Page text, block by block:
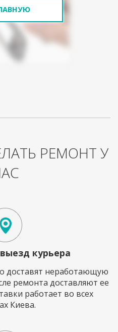
РЕМОНТ У
курьера
доставят неработающую
ремонта доставляют ее
работает во всех
Киева.